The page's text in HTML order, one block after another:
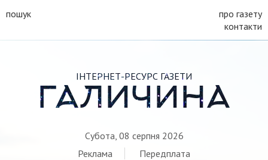
пошук
про газету
контакти
ІНТЕРНЕТ-РЕСУРС ГАЗЕТИ
ГАЛИЧИНА
Субота, 08 серпня 2026
Реклама
Передплата